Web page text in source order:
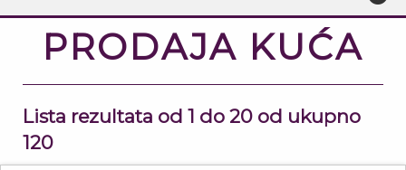
PRODAJA KUĆA
Lista rezultata od 1 do 20 od ukupno
120